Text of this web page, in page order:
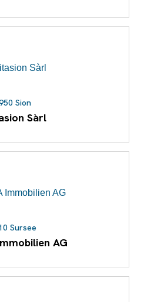
Sion
Sàrl
Sursee
AG